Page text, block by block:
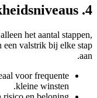
4. Risicocurves en Moeilijkheidsniveaus
het aantal stappen,
een valstrik bij elke stap
aan.
voor frequente
kleine winsten.